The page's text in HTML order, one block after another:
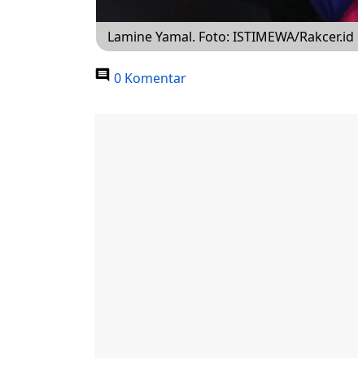
Lamine Yamal. Foto: ISTIMEWA/Rakcer.id
0 Komentar